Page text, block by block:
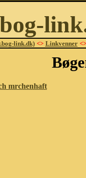
link.dk) <> Linkvenner <>
mrchenhaft